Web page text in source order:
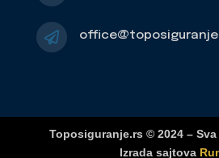

Toposiguranje.rs © 2024 –
Izrada sajtova